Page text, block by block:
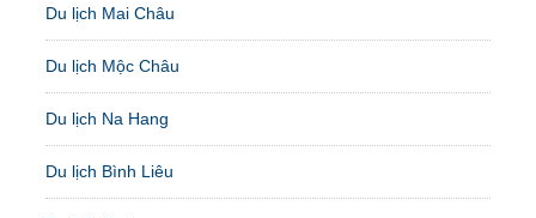
Du lịch Mai Châu
Du lịch Mộc Châu
Du lịch Na Hang
Du lịch Bình Liêu